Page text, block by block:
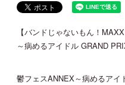
【バンドじゃないもん！
～病めるアイドル GRAND
鬱フェスANNEX～病めるアイ